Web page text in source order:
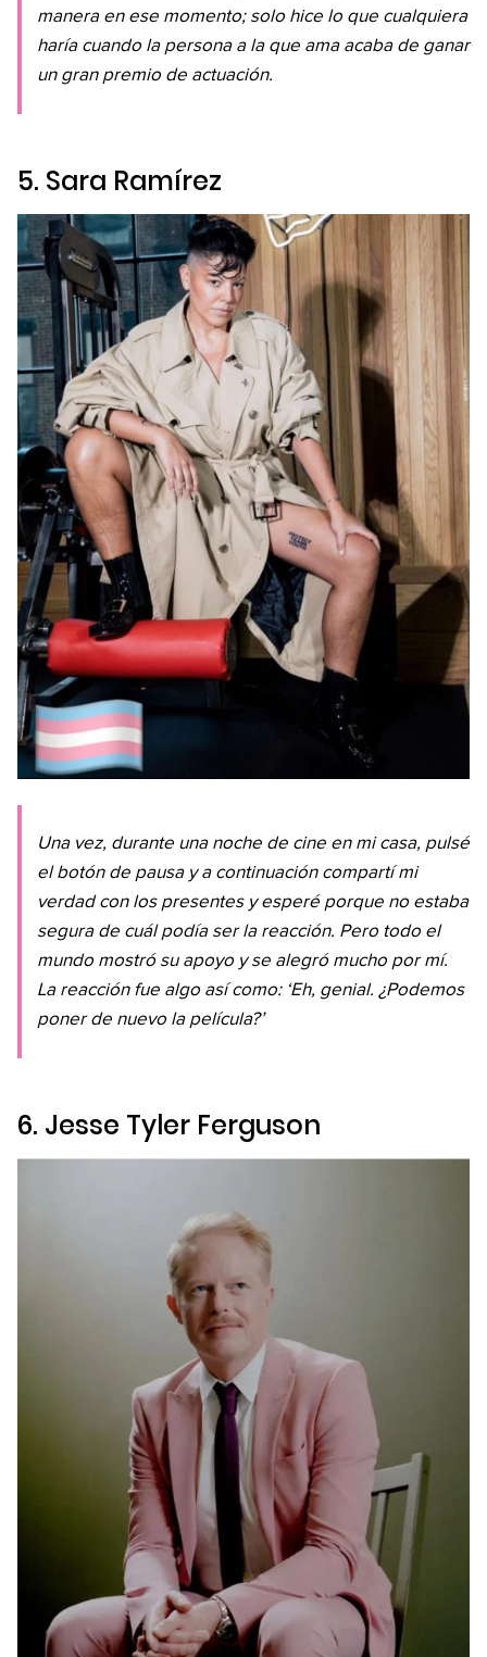
manera en ese momento; solo hice lo que cualquiera
haría cuando la persona a la que ama acaba de ganar
un gran premio de actuación.
5. Sara Ramírez
Una vez, durante una noche de cine en mi casa, pulsé
el botón de pausa y a continuación compartí mi
verdad con los presentes y esperé porque no estaba
segura de cuál podía ser la reacción. Pero todo el
mundo mostró su apoyo y se alegró mucho por mí.
La reacción fue algo así como: ‘Eh, genial. ¿Podemos
poner de nuevo la película?’
6. Jesse Tyler Ferguson